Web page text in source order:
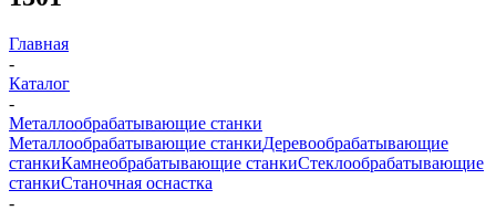
Главная
-
Каталог
-
Металлообрабатывающие станки
Металлообрабатывающие станкиДеревообрабатывающие
станкиКамнеобрабатывающие станкиСтеклообрабатывающие
станкиСтаночная оснастка
-